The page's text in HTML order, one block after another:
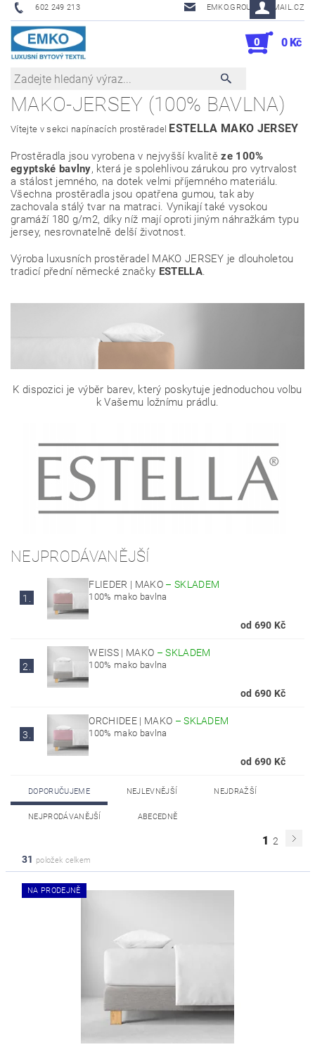
602 249 213 EMKO.GROUSL@EMAIL.CZ
0 0 Kč
MAKO-JERSEY (100% BAVLNA)
Vítejte v sekci napínacích prostěradel ESTELLA MAKO JERSEY
Prostěradla jsou vyrobena v nejvyšší kvalitěze 100%
egyptské bavlny, která je spolehlivou zárukou pro vytrvalost
a stálost jemného, na dotek velmi příjemného materiálu.
Všechna prostěradla jsou opatřena gumou, tak aby
zachovala stálý tvar na matraci. Vynikají také vysokou
gramáží 180 g/m2, díky níž mají oproti jiným náhražkám typu
jersey, nesrovnatelně delší životnost.
Výroba luxusních prostěradel MAKO JERSEY je dlouholetou
tradicí přední německé značky ESTELLA.
K dispozici je výběr barev, který poskytuje jednoduchou volbu
k Vašemu ložnímu prádlu.
NEJPRODÁVANĚJŠÍ
1.
FLIEDER | MAKO – SKLADEM
100% mako bavlna
od 690 Kč
2.
WEISS | MAKO –SKLADEM
100% mako bavlna
od 690 Kč
3.
ORCHIDEE | MAKO –SKLADEM
100% mako bavlna
od 690 Kč
DOPORUČUJEME NEJLEVNĚJŠÍ NEJDRAŽŠÍ
NEJPRODÁVANĚJŠÍ ABECEDNĚ
1 2
31 položek celkem
NA PRODEJNĚ